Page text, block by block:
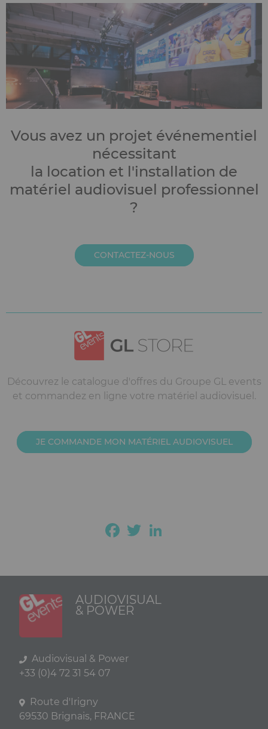
Vous avez un projet événementiel
nécessitant
la location et l'installation de
matériel audiovisuel professionnel
?
CONTACTEZ-NOUS
Découvrez le catalogue d'offres du Groupe GL events
et commandez en ligne votre matériel audiovisuel.
JE COMMANDE MON MATÉRIEL AUDIOVISUEL
Facebook
Twitter
AUDIOVISUAL
& POWER
Audiovisual & Power
+33 (0)4 72 31 54 07
Route d'Irigny
69530 Brignais, FRANCE